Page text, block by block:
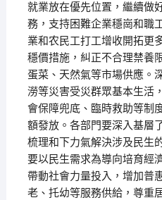
就業放在優先位置，繼續做
務，支持困難企業穩崗和職
業和农民工打工增收開拓更
穩價措施，糾正不合理禁養
蛋菜、天然氣等市場供應。
澇等災害受災群眾基本生活
會保障兜底、臨時救助等制
額發放。各部門要深入基層
梳理和下力氣解決涉及民生
要以民生需求為導向培育經
帶動社會力量投入，增加普
老、托幼等服務供給，尊重